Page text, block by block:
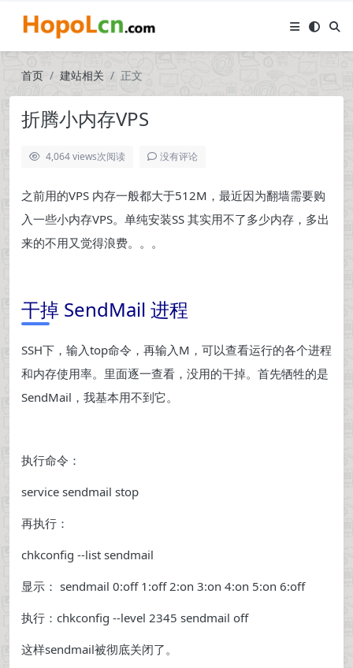
首页 建站相关 正文
折腾小内存VPS
4,064 views次阅读 没有评论
之前用的VPS 内存一般都大于512M，最近因为翻墙需要购
入一些小内存VPS。单纯安装SS 其实用不了多少内存，多出
来的不用又觉得浪费。。。
干掉 SendMail 进程
SSH下，输入top命令，再输入M，可以查看运行的各个进程
和内存使用率。里面逐一查看，没用的干掉。首先牺牲的是
SendMail，我基本用不到它。
执行命令：
service sendmail stop
再执行：
chkconfig --list sendmail
显示： sendmail 0:off 1:off 2:on 3:on 4:on 5:on 6:off
执行：chkconfig --level 2345 sendmail off
这样sendmail被彻底关闭了。